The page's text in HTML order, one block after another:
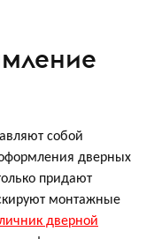
собой
дверных
придают
монтажные
дверной